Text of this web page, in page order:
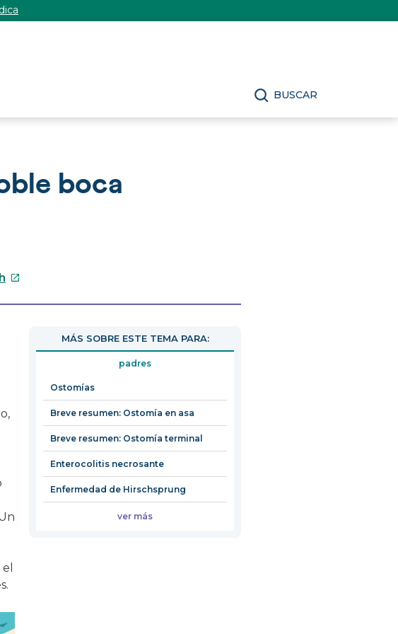
BUSCAR
boca
Este
MÁS SOBRE ESTE TEMA PARA:
padres
Ostomías
Breve resumen: Ostomía en asa
Breve resumen: Ostomía terminal
Enterocolitis necrosante
Enfermedad de Hirschsprung
ver más